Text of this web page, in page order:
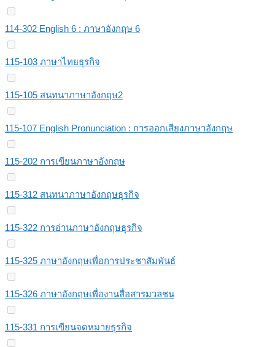
114-302 English 6 : ภาษาอังกฤษ 6
115-103 ภาษาไทยธุรกิจ
115-105 สนทนาภาษาอังกฤษ2
115-107 English Pronunciation : การออกเสียงภาษาอังกฤษ
115-202 การเขียนภาษาอังกฤษ
115-312 สนทนาภาษาอังกฤษธุรกิจ
115-322 การอ่านภาษาอังกฤษธุรกิจ
115-325 ภาษาอังกฤษเพื่อการประชาสัมพันธ์
115-326 ภาษาอังกฤษเพื่องานสื่อสารมวลชน
115-331 การเขียนจดหมายธุรกิจ